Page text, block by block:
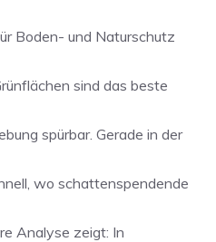
Boden- und Naturschutz
sind das beste
spürbar. Gerade in der
wo schattenspendende
Analyse zeigt: In